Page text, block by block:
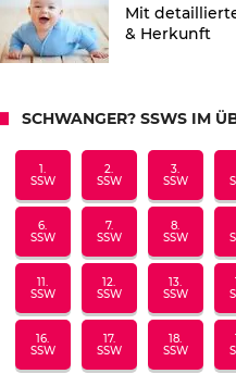
Mit
& Herkunft
SCHWANGER? SSWS IM
1.
SSW
2.
SSW
3.
SSW
6.
SSW
7.
SSW
8.
SSW
11.
SSW
12.
SSW
13.
SSW
16.
SSW
17.
SSW
18.
SSW